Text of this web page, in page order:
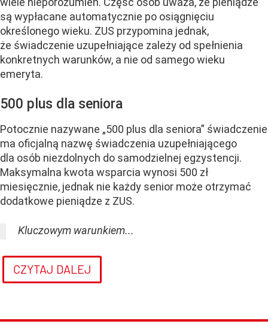
są wypłacane automatycznie po osiągnięciu
określonego wieku. ZUS przypomina jednak,
że świadczenie uzupełniające zależy od spełnienia
konkretnych warunków, a nie od samego wieku
emeryta.
500 plus dla seniora
Potocznie nazywane „500 plus dla seniora” świadczenie
ma oficjalną nazwę świadczenia uzupełniającego
dla osób niezdolnych do samodzielnej egzystencji.
Maksymalna kwota wsparcia wynosi 500 zł
miesięcznie, jednak nie każdy senior może otrzymać
dodatkowe pieniądze z ZUS.
Kluczowym warunkiem...
CZYTAJ DALEJ